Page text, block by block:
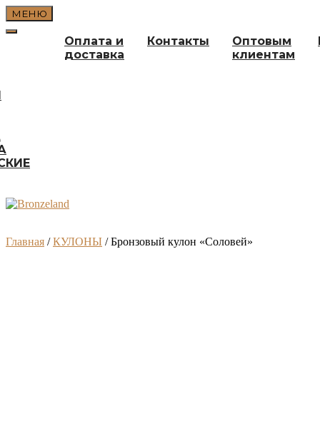
Перейти
к
содержимому
МЕНЮ
Оплата и
доставка
Контакты
Оптовым
клиентам
Главная /КУЛОНЫ / Бронзовый кулон «Соловей»